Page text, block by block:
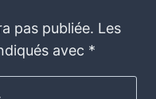
pas publiée. Les
avec *